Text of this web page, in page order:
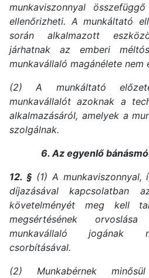
munkaviszonnyal
ellenőrizheti. A munkáltató
során alkalmazott
járhatnak az emberi
munkavállaló magánélete nem
(2) A munkáltató
munkavállalót azoknak a
alkalmazásáról, amelyek a
szolgálnak.
6. Az egyenlő
12. §(1) A munkaviszonnyal,
díjazásával kapcsolatban
követelményét meg kell
megsértésének
munkavállaló jogának
csorbításával.
(2) Munkabérnek